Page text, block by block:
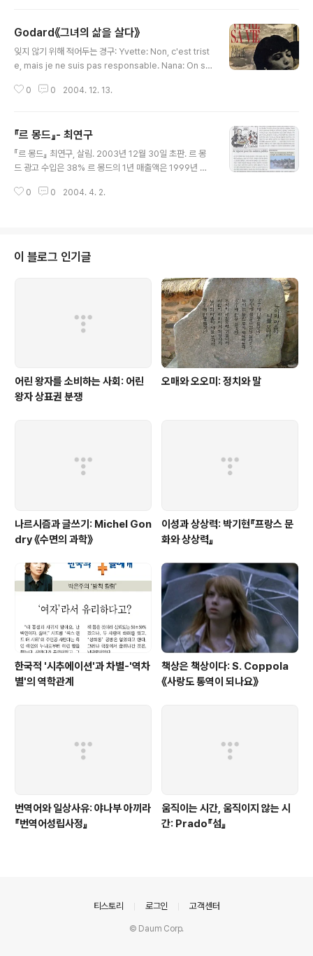
없다'라는 쓰디쓴 자각"이라고 지적한 바 있다. 그의 담백하고 좋은 시 '소금인
형'은 긴 말 하지 않는다. 워낙 담백한 시고, 그래서 독자는 일순 당황하지만 그
다음 자기-없음의 이 상태를 느낄 수 있게 된다. 안치환의 소금인형은 일반적인
Godard《그녀의 삶을 살다》
잊지 않기 위해 적어두는 경구: Yvette: Non, c'est trist
e, mais je ne suis pas responsable. Nana: On se
u'on fait, et libre. Je lève la main-Je suis respon
e. Je fume une cigarette-Je suis responsable. J
e ferme mes yeux-Je suis responsable. J'oubli
e que Je suis responsable, ..
0 0 2004. 12. 13.
『르 몽드』- 최연구
『르 몽드』 최연구, 살림. 2003년 12월 30일 초판. 르 몽
드 광고 수입은 38% 르 몽드의 1년 매출액은 1999년 기
런데 르 몽드 총매출액 중 신문 판매를 통한 수입은 2000
후의 수치이다. 1990년대까지만 하더라도 르 몽드의 수입
구조는 구독료 수입(지대)과 광고가 각각 70%, 30% 정도
였다. 어쨌거나 광고 수입보다 신문 판매 수익이 절대적으
로 많다는 것은 이 신문이 광고주인 대기업의 영향력으로
부터 벗어나 있다는 것을 의미한다. 일반적으로 자본주의
0 0 2004. 4. 2.
이 블로그 인기글
어린 왕자를 소비하는 사회: 어린
왕자 상표권 분쟁
오매와 오오미: 정치와 말
나르시즘과 글쓰기: Michel Gon
dry 《수면의 과학》
이성과 상상력: 박기현『프랑스 문
화와 상상력』
한국적 '시추에이션'과 차별-'역차
별'의 역학관계
책상은 책상이다: S. Coppola
《사랑도 통역이 되나요》
번역어와 일상사유: 야나부 아끼라
『번역어성립사정』
움직이는 시간, 움직이지 않는 시
간: Prado『섬』
티스토리 로그인 고객센터
© Daum Corp.